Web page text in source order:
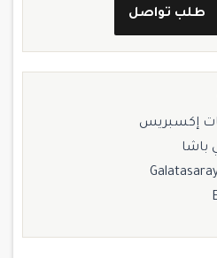
طلب تواصل